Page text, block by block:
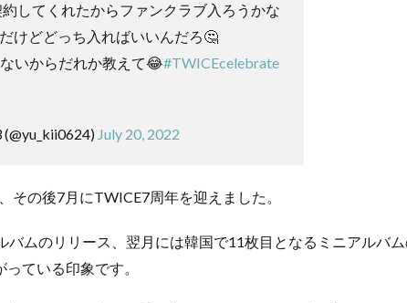
してくれたからファンクラブ入ろうかな
けどどっち入ればいいんだろ🤔
いからだれか教えて😂#TWICEcelebrate
July 20, 2022
の後7月にTWICE7周年を迎えました。
バムのリリース、翌月には韓国で11枚目となるミニアルバ
ている印象です。